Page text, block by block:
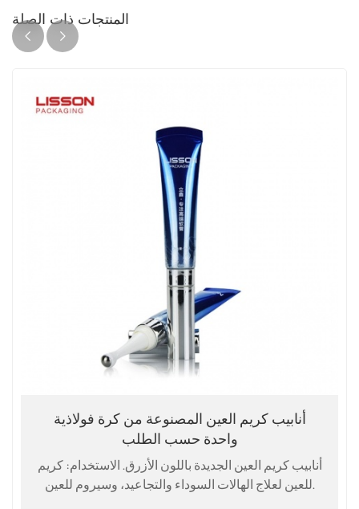
المنتجات ذات الصلة
أنابيب كريم العين المصنوعة من كرة فولاذية
واحدة حسب الطلب
أنابيب كريم العين الجديدة باللون الأزرق. الاستخدام: كريم
للعين لعلاج الهالات السوداء والتجاعيد، وسيروم للعين.